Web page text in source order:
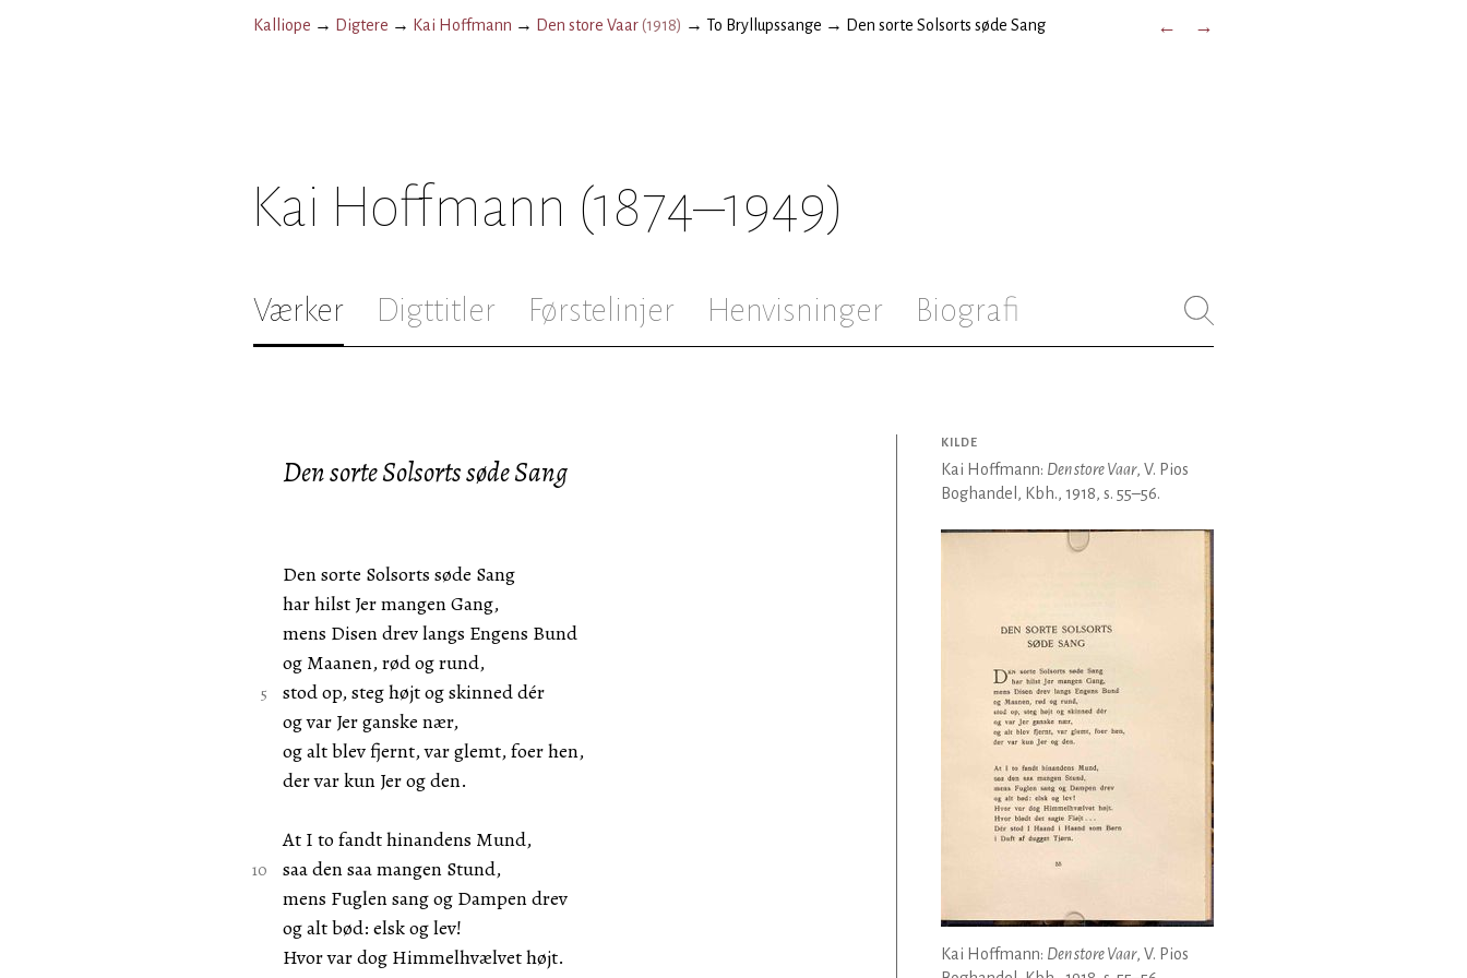
Kalliope → Digtere → Kai Hoffmann → Den store Vaar(1918) → To Bryllupssange → Den sorte Solsorts søde Sang ← →
Kai Hoffmann (1874–1949)
Værker Digttitler Førstelinjer Henvisninger Biografi
Den sorte Solsorts søde Sang
Den sorte Solsorts søde Sang
har hilst Jer mangen Gang,
mens Disen drev langs Engens Bund
og Maanen, rød og rund,
stod op, steg højt og skinned dér
og var Jer ganske nær,
og alt blev fjernt, var glemt, foer hen,
der var kun Jer og den.
At I to fandt hinandens Mund,
saa den saa mangen Stund,
mens Fuglen sang og Dampen drev
og alt bød: elsk og lev!
Hvor var dog Himmelhvælvet højt.
KILDE
Kai Hoffmann: Den store Vaar, V. Pios
Boghandel, Kbh., 1918, s. 55–56.
Kai Hoffmann: Den store Vaar, V. Pios